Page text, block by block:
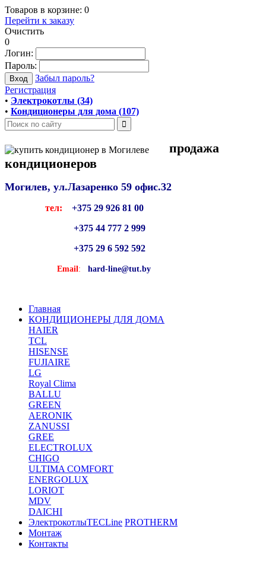
Товаров в корзине: 0
Перейти к заказу
Очистить
0
Логин:
Пароль:
Забыл пароль?
Регистрация
• Электрокотлы (34)
• Кондиционеры для дома (107)
продажа
кондиционеров
Могилев, ул.Лазаренко 59 офис.32
тел: +375 29 926 81 00
+375 44 777 2 999
+375 29 6 592 592
Email: hard-line@tut.by
Главная
КОНДИЦИОНЕРЫ ДЛЯ ДОМА
HAIER
TCL
HISENSE
FUJIAIRE
LG
Royal Clima
BALLU
GREEN
AERONIK
ZANUSSI
GREE
ELECTROLUX
CHIGO
ULTIMA COMFORT
ENERGOLUX
LORIOT
MDV
DAICHI
ЭлектрокотлыTECLine PROTHERM
Монтаж
Контакты